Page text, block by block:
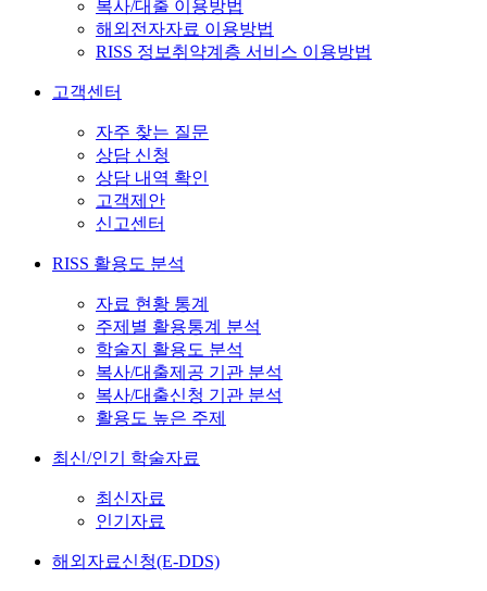
복사/대출 이용방법
해외전자자료 이용방법
RISS 정보취약계층 서비스 이용방법
고객센터
자주 찾는 질문
상담 신청
상담 내역 확인
고객제안
신고센터
RISS 활용도 분석
자료 현황 통계
주제별 활용통계 분석
학술지 활용도 분석
복사/대출제공 기관 분석
복사/대출신청 기관 분석
활용도 높은 주제
최신/인기 학술자료
최신자료
인기자료
해외자료신청(E-DDS)